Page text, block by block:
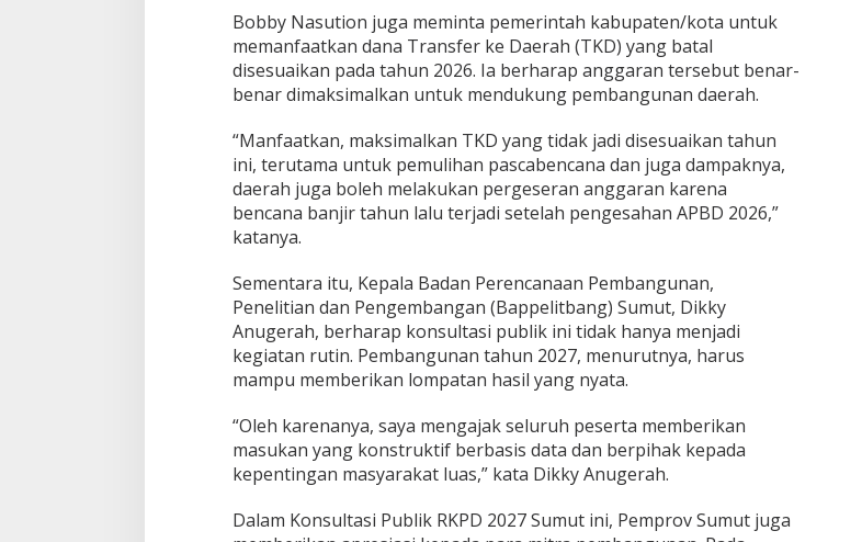
0
2
7
Bobby Nasution juga meminta pemerintah kabupaten/kota untuk
memanfaatkan dana Transfer ke Daerah (TKD) yang batal
disesuaikan pada tahun 2026. Ia berharap anggaran tersebut benar-
benar dimaksimalkan untuk mendukung pembangunan daerah.
“Manfaatkan, maksimalkan TKD yang tidak jadi disesuaikan tahun
ini, terutama untuk pemulihan pascabencana dan juga dampaknya,
daerah juga boleh melakukan pergeseran anggaran karena
bencana banjir tahun lalu terjadi setelah pengesahan APBD 2026,”
katanya.
Sementara itu, Kepala Badan Perencanaan Pembangunan,
Penelitian dan Pengembangan (Bappelitbang) Sumut, Dikky
Anugerah, berharap konsultasi publik ini tidak hanya menjadi
kegiatan rutin. Pembangunan tahun 2027, menurutnya, harus
mampu memberikan lompatan hasil yang nyata.
“Oleh karenanya, saya mengajak seluruh peserta memberikan
masukan yang konstruktif berbasis data dan berpihak kepada
kepentingan masyarakat luas,” kata Dikky Anugerah.
Dalam Konsultasi Publik RKPD 2027 Sumut ini, Pemprov Sumut juga